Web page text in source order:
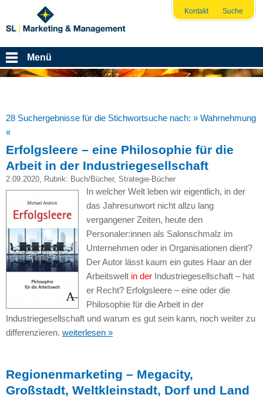
Kontakt Suche
Menü
28 Suchergebnisse für die Stichwortsuche nach: » Wahrnehmung
«
Erfolgsleere – eine Philosophie für die
Arbeit in der Industriegesellschaft
2.09.2020, Rubrik: Buch/Bücher, Strategie-Bücher
In welcher Welt leben wir eigentlich, in der
das Jahresunwort nicht allzu lang
vergangener Zeiten, heute den
Personaler:innen als Salonschmalz im
Unternehmen oder in Organisationen dient?
Der Autor lässt kaum ein gutes Haar an der
Arbeitswelt in derIndustriegesellschaft – hat
er Recht? Erfolgsleere – eine oder die
Philosophie für die Arbeit in der
Industriegesellschaft und warum es gut sein kann, noch weiter zu
differenzieren. weiterlesen »
Regionenmarketing – Megacity,
Großstadt, Weltkleinstadt, Dorf und Land